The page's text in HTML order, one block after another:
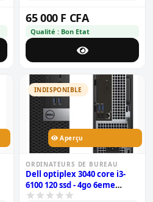
65 000 F CFA
Qualité : Bon Etat
INDISPONIBLE
Aperçu
ORDINATEURS DE BUREAU
Dell optiplex 3040 core i3-
6100 120 ssd - 4go 6eme
génération